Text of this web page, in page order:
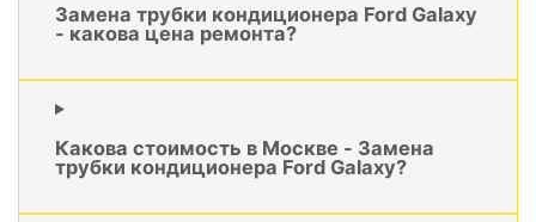
Замена трубки кондиционера Ford Galaxy
- какова цена ремонта?
Какова стоимость в Москве - Замена
трубки кондиционера Ford Galaxy?